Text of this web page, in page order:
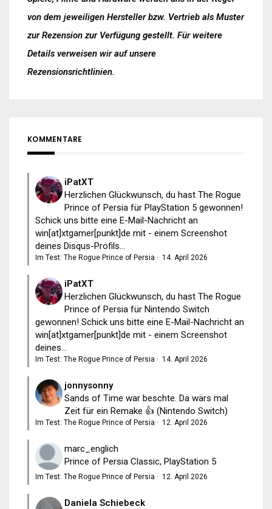
von dem jeweiligen Hersteller bzw. Vertrieb als Muster
zur Rezension zur Verfügung gestellt. Für weitere
Details verweisen wir auf unsere
Rezensionsrichtlinien.
KOMMENTARE
iPatXT
Herzlichen Glückwunsch, du hast The Rogue
Prince of Persia für PlayStation 5 gewonnen!
Schick uns bitte eine E-Mail-Nachricht an
win[at]xtgamer[punkt]de mit - einem Screenshot
deines Disqus-Profils...
Im Test: The Rogue Prince of Persia · 14. April 2026
iPatXT
Herzlichen Glückwunsch, du hast The Rogue
Prince of Persia für Nintendo Switch
gewonnen! Schick uns bitte eine E-Mail-Nachricht an
win[at]xtgamer[punkt]de mit - einem Screenshot
deines...
Im Test: The Rogue Prince of Persia · 14. April 2026
jonnysonny
Sands of Time war beschte. Da wärs mal
Zeit für ein Remake 👍 (Nintendo Switch)
Im Test: The Rogue Prince of Persia · 12. April 2026
marc_englich
Prince of Persia Classic, PlayStation 5
Im Test: The Rogue Prince of Persia · 12. April 2026
Daniela Schiebeck